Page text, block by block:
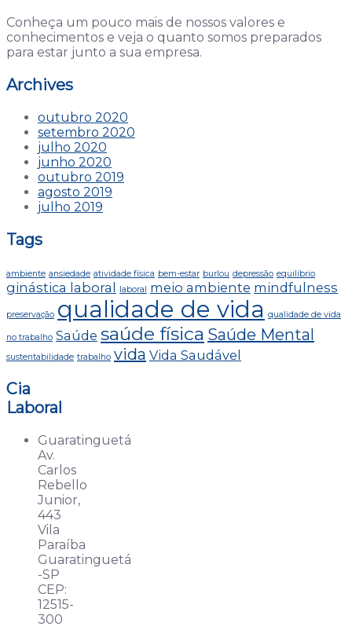
Conheça um pouco mais de nossos valores e
conhecimentos e veja o quanto somos preparados
para estar junto a sua empresa.
Archives
outubro 2020
setembro 2020
julho 2020
junho 2020
outubro 2019
agosto 2019
julho 2019
Tags
ambiente ansiedade atividade física bem-estar burlou depressão equilíbrio
ginástica laboral laboral meio ambiente mindfulness
preservação qualidade de vida qualidade de vida
no trabalho Saúde saúde física Saúde Mental
sustentabilidade trabalho vida Vida Saudável
Cia
Laboral
Guaratinguetá
Av.
Carlos
Rebello
Junior,
443
Vila
Paraíba
Guaratinguetá
-SP
CEP:
12515-
300